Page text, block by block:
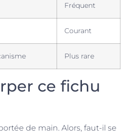
Fréquent
Courant
Plus rare
ce fichu
de main. Alors, faut-il se